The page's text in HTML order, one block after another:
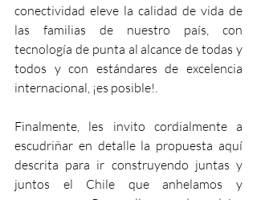
conectividad eleve la calidad de vida de
las familias de nuestro país, con
tecnología de punta al alcance de todas y
todos y con estándares de excelencia
internacional, ¡es posible!.
Finalmente, les invito cordialmente a
escudriñar en detalle la propuesta aquí
descrita para ir construyendo juntas y
juntos el Chile que anhelamos y